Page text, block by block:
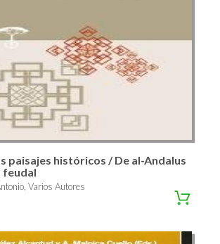
paisajes históricos / De al-Andalus
feudal
Varios Autores